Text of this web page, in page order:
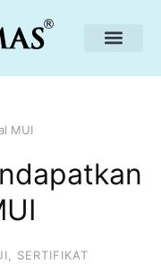
MUI
SERTIFIKAT